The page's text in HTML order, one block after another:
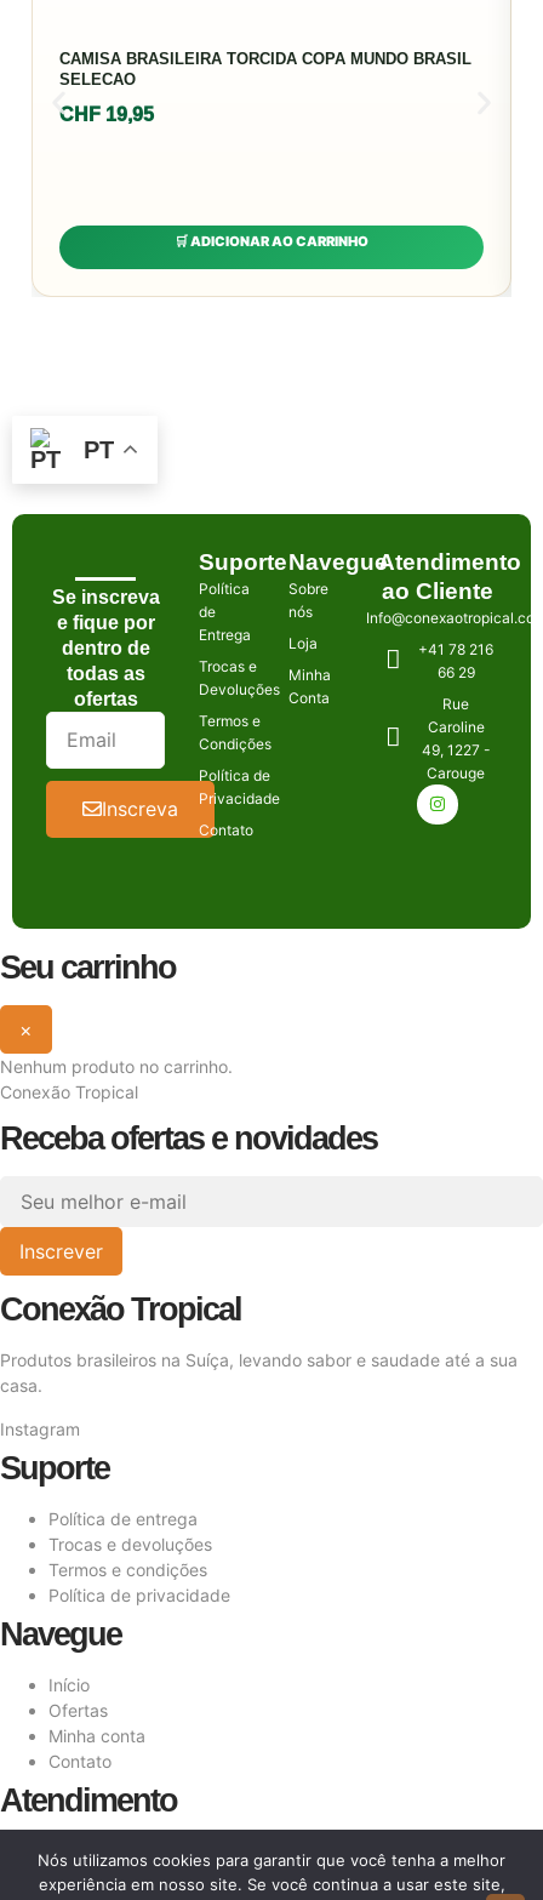
CAMISA BRASILEIRA TORCIDA COPA MUNDO BRASIL
SELECAO
CHF 19,95
🛒 ADICIONAR AO CARRINHO
PT
Se inscreva
e fique por
dentro de
todas as
ofertas
Inscreva
Suporte
Política
de
Entrega
Trocas e
Devoluções
Termos e
Condições
Política de
Privacidade
Contato
Navegue
Sobre
nós
Loja
Minha
Conta
Atendimento
ao Cliente
+41 78 216
66 29
Rue
Caroline
49, 1227 -
Carouge
Seu carrinho
×
Nenhum produto no carrinho.
Conexão Tropical
Receba ofertas e novidades
Inscrever
Conexão Tropical
Produtos brasileiros na Suíça, levando sabor e saudade até a sua
casa.
Instagram
Suporte
Política de entrega
Trocas e devoluções
Termos e condições
Política de privacidade
Navegue
Início
Ofertas
Minha conta
Contato
Atendimento
Info@conexaotropical.com
+41 78 216 66 29
Nós utilizamos cookies para garantir que você tenha a melhor
experiência em nosso site. Se você continua a usar este site,